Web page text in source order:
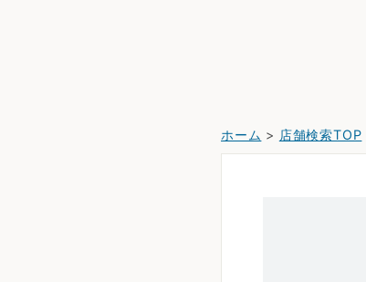
ホーム > 店舗検索TOP